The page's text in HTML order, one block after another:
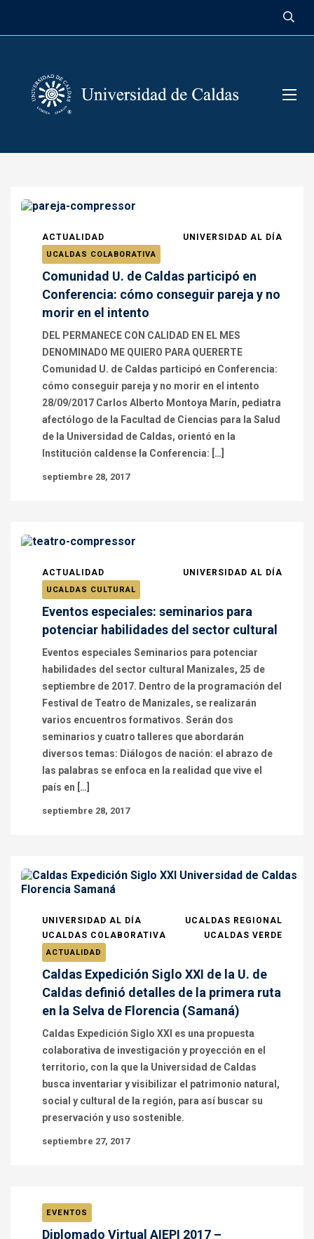
ACTUALIDAD UNIVERSIDAD AL DÍA
UCALDAS COLABORATIVA
Comunidad U. de Caldas participó en
Conferencia: cómo conseguir pareja y no
morir en el intento
DEL PERMANECE CON CALIDAD EN EL MES
DENOMINADO ME QUIERO PARA QUERERTE
Comunidad U. de Caldas participó en Conferencia:
cómo conseguir pareja y no morir en el intento
28/09/2017 Carlos Alberto Montoya Marín, pediatra
afectólogo de la Facultad de Ciencias para la Salud
de la Universidad de Caldas, orientó en la
Institución caldense la Conferencia: […]
septiembre 28, 2017
ACTUALIDAD UNIVERSIDAD AL DÍA
UCALDAS CULTURAL
Eventos especiales: seminarios para
potenciar habilidades del sector cultural
Eventos especiales Seminarios para potenciar
habilidades del sector cultural Manizales, 25 de
septiembre de 2017. Dentro de la programación del
Festival de Teatro de Manizales, se realizarán
varios encuentros formativos. Serán dos
seminarios y cuatro talleres que abordarán
diversos temas: Diálogos de nación: el abrazo de
las palabras se enfoca en la realidad que vive el
país en […]
septiembre 28, 2017
UNIVERSIDAD AL DÍA
UCALDAS REGIONAL
UCALDAS COLABORATIVA
UCALDAS VERDE
ACTUALIDAD
Caldas Expedición Siglo XXI de la U. de
Caldas definió detalles de la primera ruta
en la Selva de Florencia (Samaná)
Caldas Expedición Siglo XXI es una propuesta
colaborativa de investigación y proyección en el
territorio, con la que la Universidad de Caldas
busca inventariar y visibilizar el patrimonio natural,
social y cultural de la región, para así buscar su
preservación y uso sostenible.
septiembre 27, 2017
EVENTOS
Diplomado Virtual AIEPI 2017 –